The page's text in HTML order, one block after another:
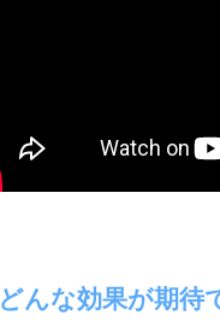
どんな効果が期待